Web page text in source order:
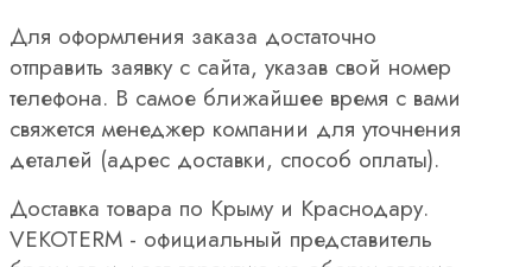
Для оформления заказа достаточно
отправить заявку с сайта, указав свой номер
телефона. В самое ближайшее время с вами
свяжется менеджер компании для уточнения
деталей (адрес доставки, способ оплаты).
Доставка товара по Крыму и Краснодару.
VEKOTERM - официальный представитель